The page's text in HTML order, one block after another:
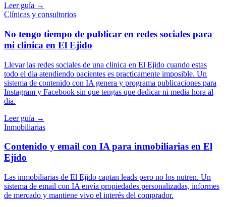
Leer guía →
Clínicas y consultorios
No tengo tiempo de publicar en redes sociales para
mi clinica en El Ejido
Llevar las redes sociales de una clinica en El Ejido cuando estas
todo el dia atendiendo pacientes es practicamente imposible. Un
sistema de contenido con IA genera y programa publicaciones para
Instagram y Facebook sin que tengas que dedicar ni media hora al
dia.
Leer guía →
Inmobiliarias
Contenido y email con IA para inmobiliarias en El
Ejido
Las inmobiliarias de El Ejido captan leads pero no los nutren. Un
sistema de email con IA envía propiedades personalizadas, informes
de mercado y mantiene vivo el interés del comprador.